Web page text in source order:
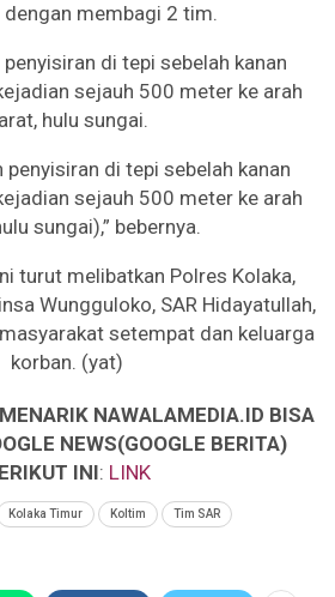
dengan membagi 2 tim.
di tepi sebelah kanan
sejauh 500 meter ke arah
hulu sungai.
penyisiran di tepi sebelah kanan
sejauh 500 meter ke arah
sungai),” bebernya.
turut melibatkan Polres Kolaka,
Wungguloko, SAR Hidayatullah,
setempat dan keluarga
korban. (yat)
NAWALAMEDIA.ID BISA
NEWS(GOOGLE BERITA)
INI: LINK
Kolaka Timur Koltim Tim SAR